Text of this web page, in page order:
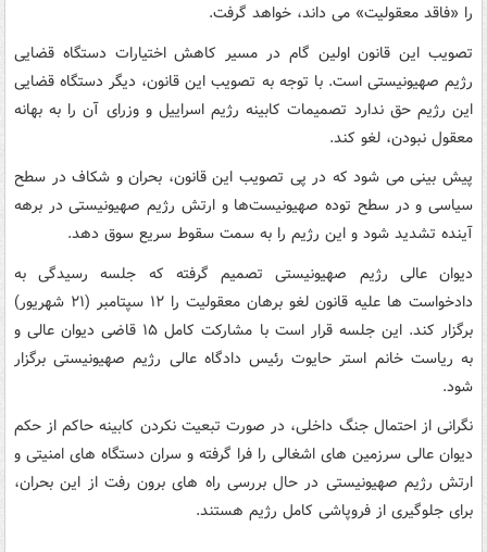
را «فاقد معقولیت» می داند، خواهد گرفت.
تصویب این قانون اولین گام در مسیر کاهش اختیارات دستگاه قضایی
رژیم صهیونیستی است. با توجه به تصویب این قانون، دیگر دستگاه قضایی
این رژیم حق ندارد تصمیمات کابینه رژیم اسراییل و وزرای آن را به بهانه
معقول نبودن، لغو کند.
پیش بینی می شود که در پی تصویب این قانون، بحران و شکاف در سطح
سیاسی و در سطح توده صهیونیست‌ها و ارتش رژیم صهیونیستی در برهه
آینده تشدید شود و این رژیم را به سمت سقوط سریع سوق دهد.
دیوان عالی رژیم صهیونیستی تصمیم گرفته که جلسه رسیدگی به
دادخواست ها علیه قانون لغو برهان معقولیت را ۱۲ سپتامبر (۲۱ شهریور)
برگزار کند. این جلسه قرار است با مشارکت کامل ۱۵ قاضی دیوان عالی و
به ریاست خانم استر حایوت رئیس دادگاه عالی رژیم صهیونیستی برگزار
شود.
نگرانی از احتمال جنگ داخلی، در صورت تبعیت نکردن کابینه حاکم از حکم
دیوان عالی سرزمین های اشغالی را فرا گرفته و سران دستگاه های امنیتی و
ارتش رژیم صهیونیستی در حال بررسی راه های برون رفت از این بحران،
برای جلوگیری از فروپاشی کامل رژیم هستند.